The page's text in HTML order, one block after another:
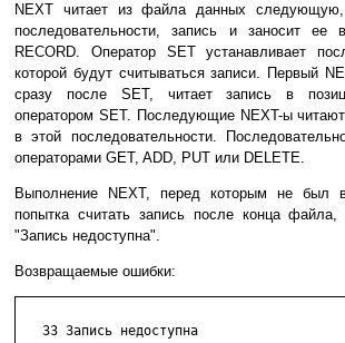
NEXT читает из файла данных
последовательности, запись и заносит ее
RECORD. Оператор SET устанавливает
которой будут считываться записи. Первый
сразу после SET, читает запись в
оператором SET. Последующие NEXT-ы
в этой последовательности.
операторами GET, ADD, PUT или DELETE.
Выполнение NEXT, перед которым не был
попытка считать запись после конца
"Запись недоступна".
Возвращаемые ошибки:
   33 Запись недоступна